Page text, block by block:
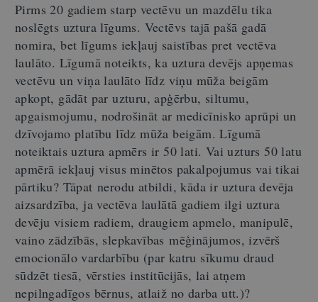
Pirms 20 gadiem starp vectēvu un mazdēlu tika
noslēgts uztura līgums. Vectēvs tajā pašā gadā
nomira, bet līgums iekļauj saistības pret vectēva
laulāto. Līgumā noteikts, ka uztura devējs apņemas
vectēvu un viņa laulāto līdz viņu mūža beigām
apkopt, gādāt par uzturu, apģērbu, siltumu,
apgaismojumu, nodrošināt ar medicīnisko aprūpi un
dzīvojamo platību līdz mūža beigām. Līgumā
noteiktais uztura apmērs ir 50 lati. Vai uzturs 50 latu
apmērā iekļauj visus minētos pakalpojumus vai tikai
pārtiku? Tāpat nerodu atbildi, kāda ir uztura devēja
aizsardzība, ja vectēva laulātā gadiem ilgi uztura
devēju visiem radiem, draugiem apmelo, manipulē,
vaino zādzībās, slepkavības mēģinājumos, izvērš
emocionālo vardarbību (par katru sīkumu draud
sūdzēt tiesā, vērsties institūcijās, lai atņem
nepilngadīgos bērnus, atlaiž no darba utt.)?